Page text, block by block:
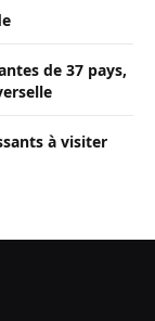
de 37 pays,
à visiter